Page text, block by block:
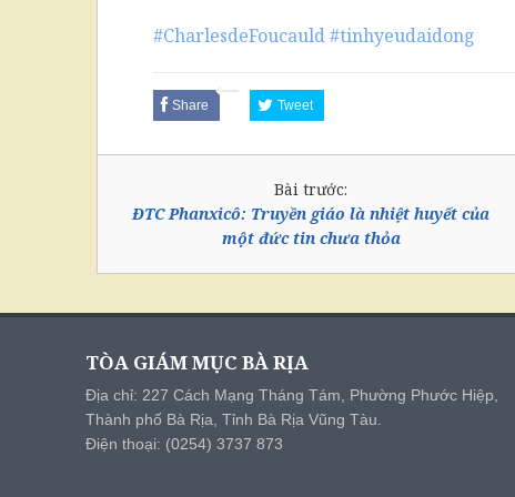
#CharlesdeFoucauld#tinhyeudaidong
Share Tweet
Bài trước:
ĐTC Phanxicô: Truyền giáo là nhiệt huyết của
một đức tin chưa thỏa
TÒA GIÁM MỤC BÀ RỊA
Địa chỉ: 227 Cách Mạng Tháng Tám, Phường Phước Hiệp,
Thành phố Bà Rịa, Tỉnh Bà Rịa Vũng Tàu.
Điện thoại: (0254) 3737 873